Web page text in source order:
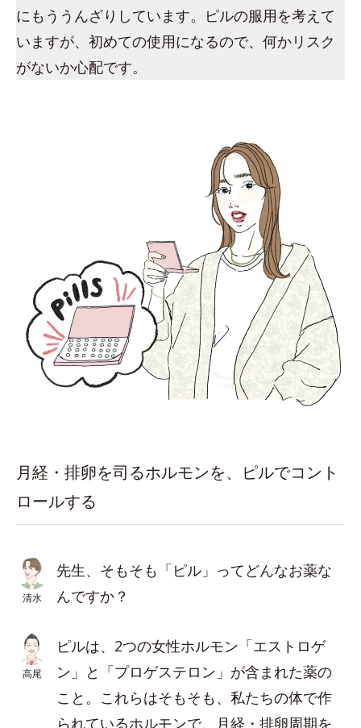
にもううんざりしています。ピルの服用を考えて
いますが、初めての使用になるので、何かリスク
がないか心配です。
月経・排卵を司るホルモンを、ピルでコント
ロールする
清水
先生、そもそも「ピル」ってどんなお薬な
んですか？
高尾
ピルは、2つの女性ホルモン「エストロゲ
ン」と「プロゲステロン」が含まれた薬の
こと。これらはそもそも、私たちの体で作
られているホルモンで、月経・排卵周期を